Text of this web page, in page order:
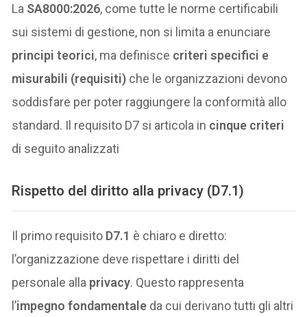
La SA8000:2026, come tutte le norme certificabili
sui sistemi di gestione, non si limita a enunciare
principi teorici, ma definisce criteri specifici e
misurabili (requisiti) che le organizzazioni devono
soddisfare per poter raggiungere la conformità allo
standard. Il requisito D7 si articola in cinque criteri
di seguito analizzati
Rispetto del diritto alla privacy (D7.1)
Il primo requisito D7.1 è chiaro e diretto:
l’organizzazione deve rispettare i diritti del
personale alla privacy. Questo rappresenta
l’impegno fondamentale da cui derivano tutti gli altri